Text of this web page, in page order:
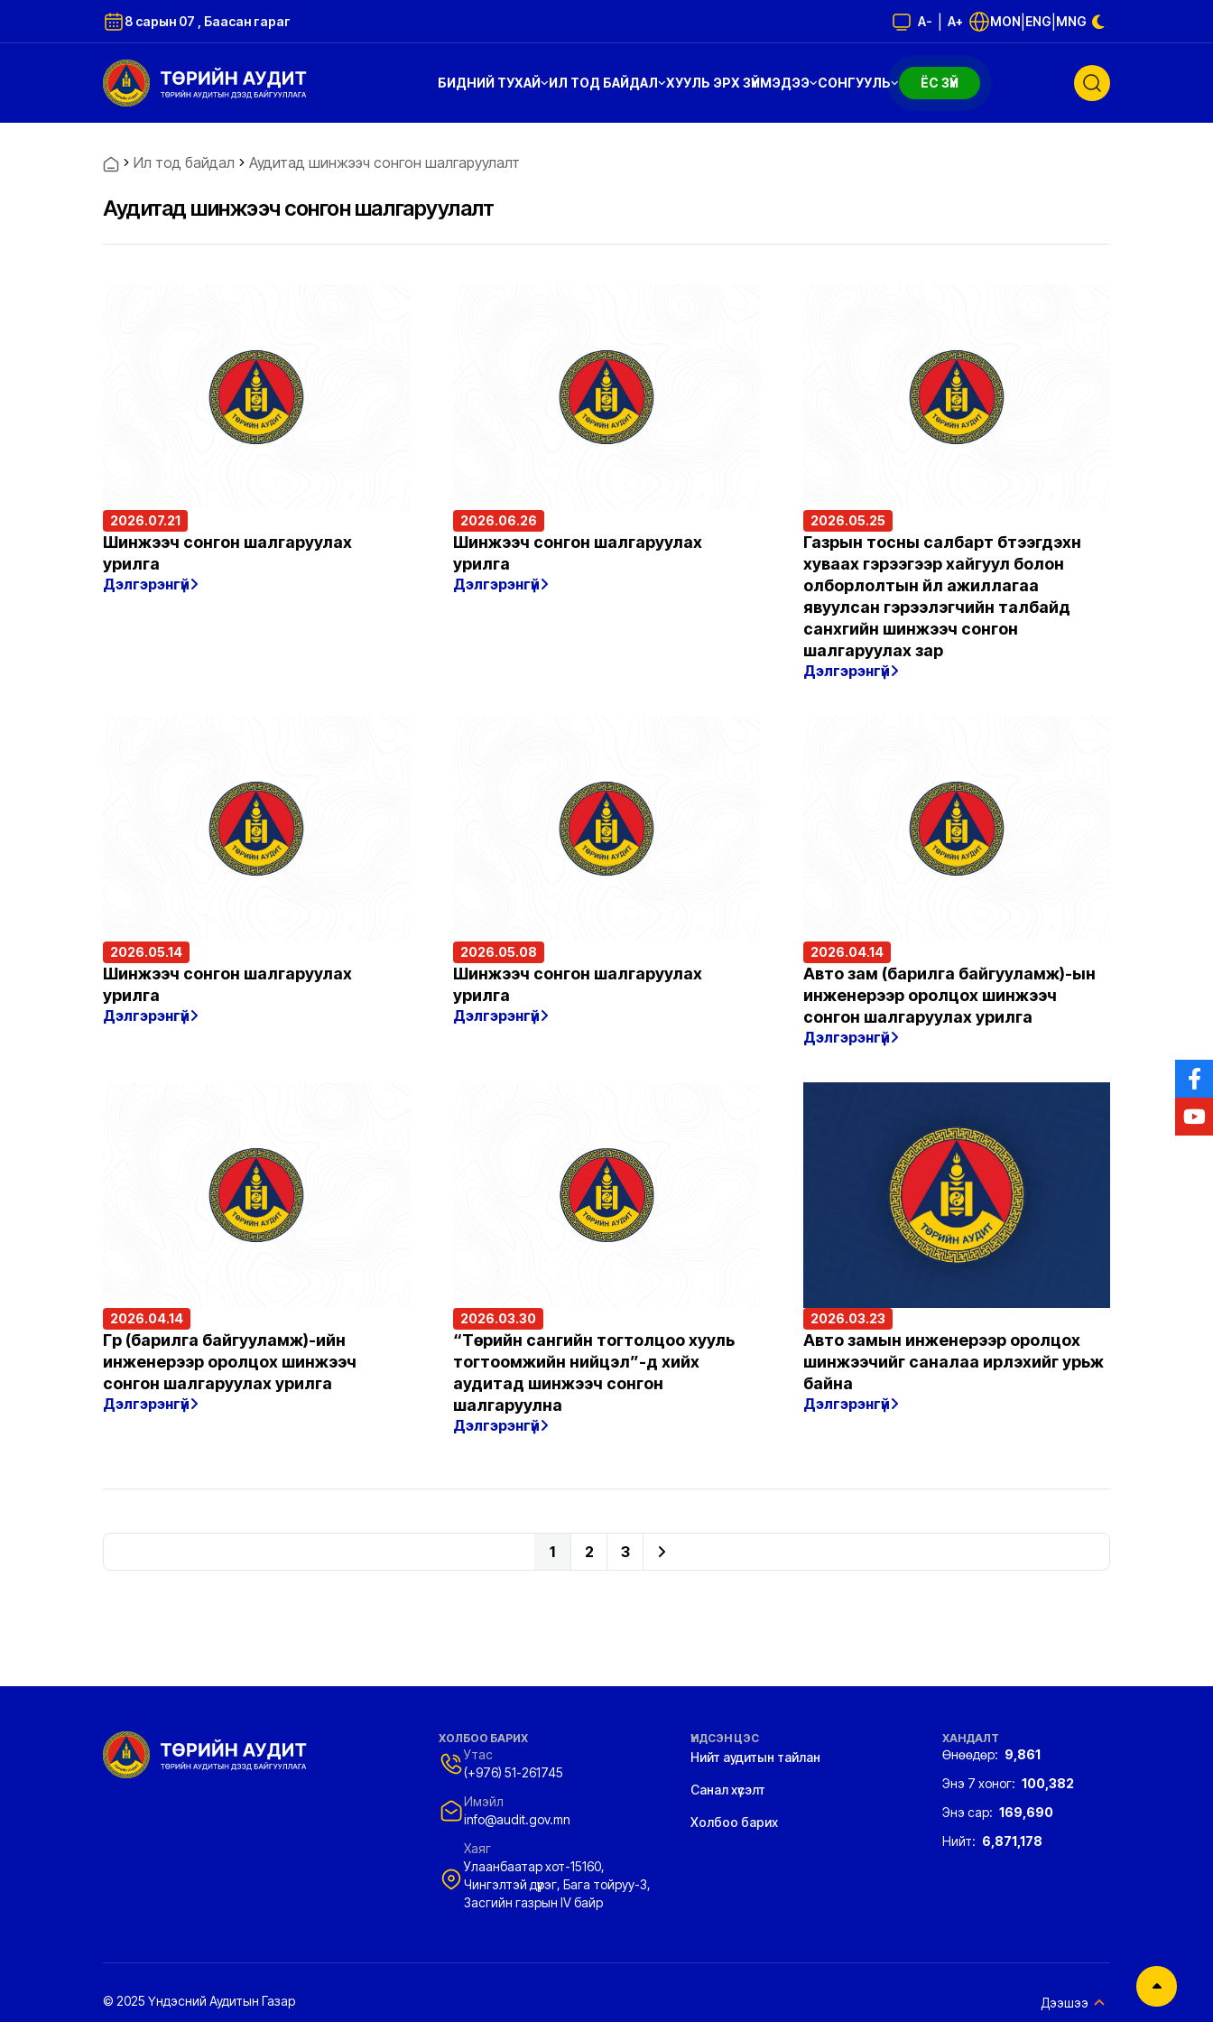
8 сарын 07 , Баасан гараг A- A+ MON ENG MNG
БИДНИЙ ТУХАЙ ИЛ ТОД БАЙДАЛ ХУУЛЬ ЭРХ ЗҮЙМЭДЭЭ СОНГУУЛЬ ЁС ЗҮЙ
Ил тод байдал Аудитад шинжээч сонгон шалгаруулалт
Аудитад шинжээч сонгон шалгаруулалт
2026.07.21
Шинжээч сонгон шалгаруулах
урилга
Дэлгэрэнгүй
2026.06.26
Шинжээч сонгон шалгаруулах
урилга
Дэлгэрэнгүй
2026.05.25
Газрын тосны салбарт бүтээгдэхүүн
хуваах гэрээгээр хайгуул болон
олборлолтын үйл ажиллагаа
явуулсан гэрээлэгчийн талбайд
санхүүгийн шинжээч сонгон
шалгаруулах зар
Дэлгэрэнгүй
2026.05.14
Шинжээч сонгон шалгаруулах
урилга
Дэлгэрэнгүй
2026.05.08
Шинжээч сонгон шалгаруулах
урилга
Дэлгэрэнгүй
2026.04.14
Авто зам (барилга байгууламж)-ын
инженерээр оролцох шинжээч
сонгон шалгаруулах урилга
Дэлгэрэнгүй
2026.04.14
Гүүр (барилга байгууламж)-ийн
инженерээр оролцох шинжээч
сонгон шалгаруулах урилга
Дэлгэрэнгүй
2026.03.30
“Төрийн сангийн тогтолцоо хууль
тогтоомжийн нийцэл”-д хийх
аудитад шинжээч сонгон
шалгаруулна
Дэлгэрэнгүй
2026.03.23
Авто замын инженерээр оролцох
шинжээчийг саналаа ирүүлэхийг урьж
байна
Дэлгэрэнгүй
1 2 3
ХОЛБОО БАРИХ
Утас
(+976) 51-261745
Имэйл
info@audit.gov.mn
Хаяг
Улаанбаатар хот-15160,
Чингэлтэй дүүрэг, Бага тойруу-3,
Засгийн газрын IV байр
ҮНДСЭН ЦЭС
Нийт аудитын тайлан
Санал хүсэлт
Холбоо барих
ХАНДАЛТ
Өнөөдөр: 9,861
Энэ 7 хоног: 100,382
Энэ сар: 169,690
Нийт: 6,871,178
© 2025 Үндэсний Аудитын Газар Дээшээ